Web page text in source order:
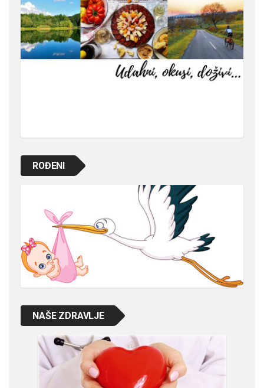
ROĐENI
NAŠE ZDRAVLJE